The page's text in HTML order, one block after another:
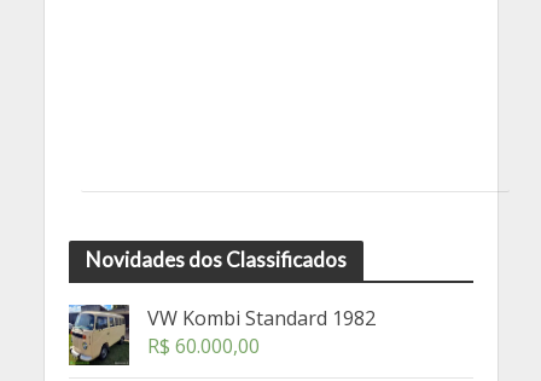
Novidades dos Classificados
VW Kombi Standard 1982
R$ 60.000,00